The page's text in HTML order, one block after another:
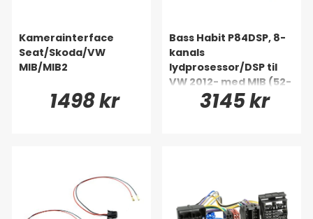
Kamerainterface
Seat/Skoda/VW
MIB/MIB2
1498 kr
Bass Habit P84DSP, 8-
kanals
lydprosessor/DSP til
VW 2012- med MIB (52-
pinners)3145 kr